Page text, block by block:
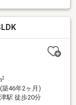
2
築46年2ヶ月)
駅 徒歩20分